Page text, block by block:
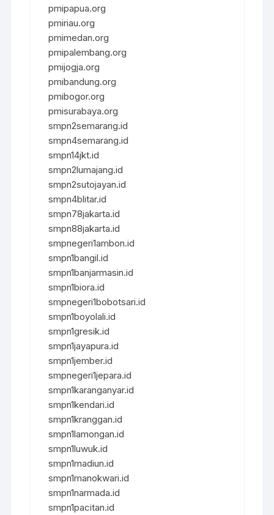
pmipapua.org
pmiriau.org
pmimedan.org
pmipalembang.org
pmijogja.org
pmibandung.org
pmibogor.org
pmisurabaya.org
smpn2semarang.id
smpn4semarang.id
smpn14jkt.id
smpn2lumajang.id
smpn2sutojayan.id
smpn4blitar.id
smpn78jakarta.id
smpn88jakarta.id
smpnegeri1ambon.id
smpn1bangil.id
smpn1banjarmasin.id
smpn1biora.id
smpnegeri1bobotsari.id
smpn1boyolali.id
smpn1gresik.id
smpn1jayapura.id
smpn1jember.id
smpnegeri1jepara.id
smpn1karanganyar.id
smpn1kendari.id
smpn1kranggan.id
smpn1lamongan.id
smpn1luwuk.id
smpn1madiun.id
smpn1manokwari.id
smpn1narmada.id
smpn1pacitan.id